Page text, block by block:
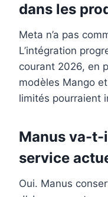
dans les
Meta n’a pas
L’intégration
courant 2026, en
modèles Mango
limités pourraient
Manus va-
service
Oui. Manus